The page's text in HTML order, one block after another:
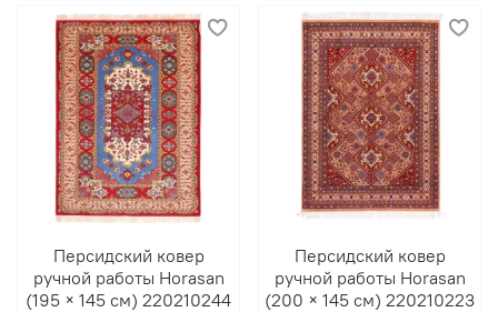
Персидский ковер
ручной работы Horasan
(195 × 145 см) 220210244
Персидский ковер
ручной работы Horasan
(200 × 145 см) 220210223